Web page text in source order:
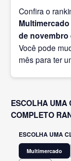
Confira o
de novembro
Você pode
mês para ter
ESCOLHA UMA
COMPLETO
ESCOLHA UMA
Multimercado